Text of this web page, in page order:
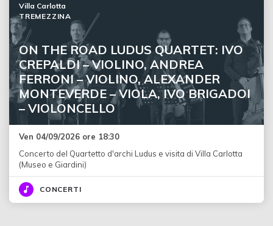
ON THE ROAD LUDUS QUARTET: IVO
CREPALDI – VIOLINO, ANDREA
FERRONI – VIOLINO, ALEXANDER
MONTEVERDE – VIOLA, IVO BRIGADOI
– VIOLONCELLO
Villa Carlotta
TREMEZZINA
Ven 04/09/2026 ore 18:30
Concerto del Quartetto d'archi Ludus e visita di Villa Carlotta
(Museo e Giardini)
CONCERTI